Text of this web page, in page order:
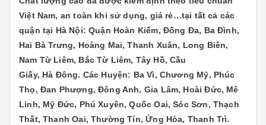
Việt Nam, an toàn khi sử dụng, giá rẻ…tại tất cả các
quận tại Hà Nội: Quận Hoàn Kiếm, Đống Đa, Ba Đình,
Hai Bà Trưng, Hoàng Mai, Thanh Xuân, Long Biên,
Nam Từ Liêm, Bắc Từ Liêm, Tây Hồ, Cầu
Giấy, Hà Đông. Các Huyện: Ba Vì, Chương Mỹ, Phúc
Thọ, Đan Phượng, Đông Anh, Gia Lâm, Hoài Đức, Mê
Linh, Mỹ Đức, Phú Xuyên, Quốc Oai, Sóc Sơn, Thạch
Thất, Thanh Oai, Thường Tín, Ứng Hòa, Thanh Trì.